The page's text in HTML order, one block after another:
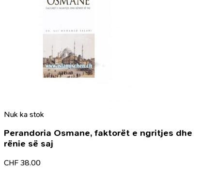
Nuk ka stok
Perandoria Osmane, faktorët e ngritjes dhe
rënie së saj
CHF 38.00